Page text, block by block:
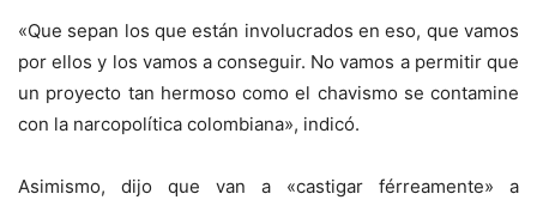
«Que sepan los que están involucrados en eso, que vamos
por ellos y los vamos a conseguir. No vamos a permitir que
un proyecto tan hermoso como el chavismo se contamine
con la narcopolítica colombiana», indicó.
Asimismo, dijo que van a «castigar férreamente» a